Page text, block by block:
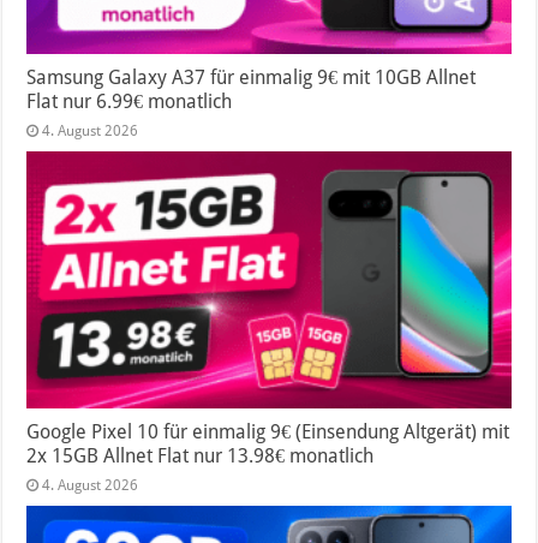
Samsung Galaxy A37 für einmalig 9€ mit 10GB Allnet
Flat nur 6.99€ monatlich
4. August 2026
Google Pixel 10 für einmalig 9€ (Einsendung Altgerät) mit
2x 15GB Allnet Flat nur 13.98€ monatlich
4. August 2026